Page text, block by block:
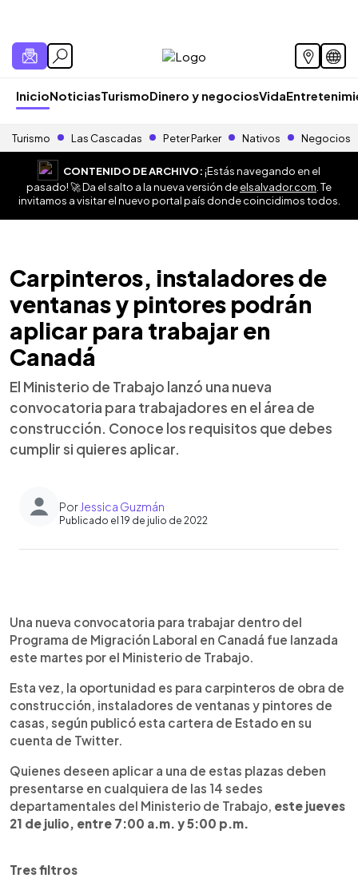
InicioNoticiasTurismoDinero y negociosVida
Turismo Las Cascadas Peter Parker Nativos Negocios
CONTENIDO DE ARCHIVO:¡Estás navegando en el
pasado! 🚀 Da el salto a la nueva versión deelsalvador.com . Te
invitamos a visitar el nuevo portal país donde coincidimos todos.
Carpinteros, instaladores de
ventanas y pintores podrán
aplicar para trabajar en
Canadá
El Ministerio de Trabajo lanzó una nueva
convocatoria para trabajadores en el área de
construcción. Conoce los requisitos que debes
cumplir si quieres aplicar.
Por Jessica Guzmán
Publicado el 19 de julio de 2022
Escuchar artículo
Una nueva convocatoria para trabajar dentro del
Programa de Migración Laboral en Canadá fue lanzada
este martes por el Ministerio de Trabajo.
Esta vez, la oportunidad es para carpinteros de obra de
construcción, instaladores de ventanas y pintores de
casas, según publicó esta cartera de Estado en su
cuenta de Twitter.
Quienes deseen aplicar a una de estas plazas deben
presentarse en cualquiera de las 14 sedes
departamentales del Ministerio de Trabajo, este jueves
21 de julio, entre 7:00 a.m. y 5:00 p.m.
Tres filtros